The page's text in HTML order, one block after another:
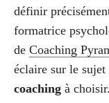
définir
formatrice
de Coaching
éclaire sur le
coaching à choisir.